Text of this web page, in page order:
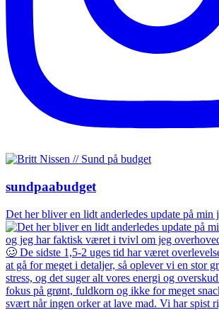
sundpaabudget
Det her bliver en lidt anderledes update på min j